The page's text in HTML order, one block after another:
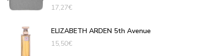
17,27€
ELIZABETH ARDEN 5th Avenue
15,50€